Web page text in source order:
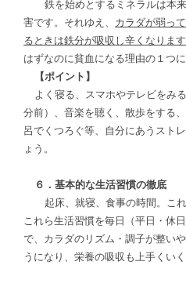
鉄を始めとするミネラルは本
害です。それゆえ、 カラダが弱っ
るときは鉄分が吸収し辛くなります
はずなのに貧血になる理由の１つに
【ポイント】
よく寝る、スマホやテレビをみ
分前）、音楽を聴く、散歩をする
呂でくつろぐ等、自分にあうスト
ょう。
６．基本的な生活習慣の徹底
起床、就寝、食事の時間。こ
これら生活習慣を毎日（平日・休
で、カラダのリズム・調子が整い
うになり、栄養の吸収も上手くい